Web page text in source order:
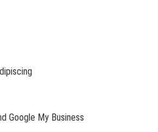
Google My Business